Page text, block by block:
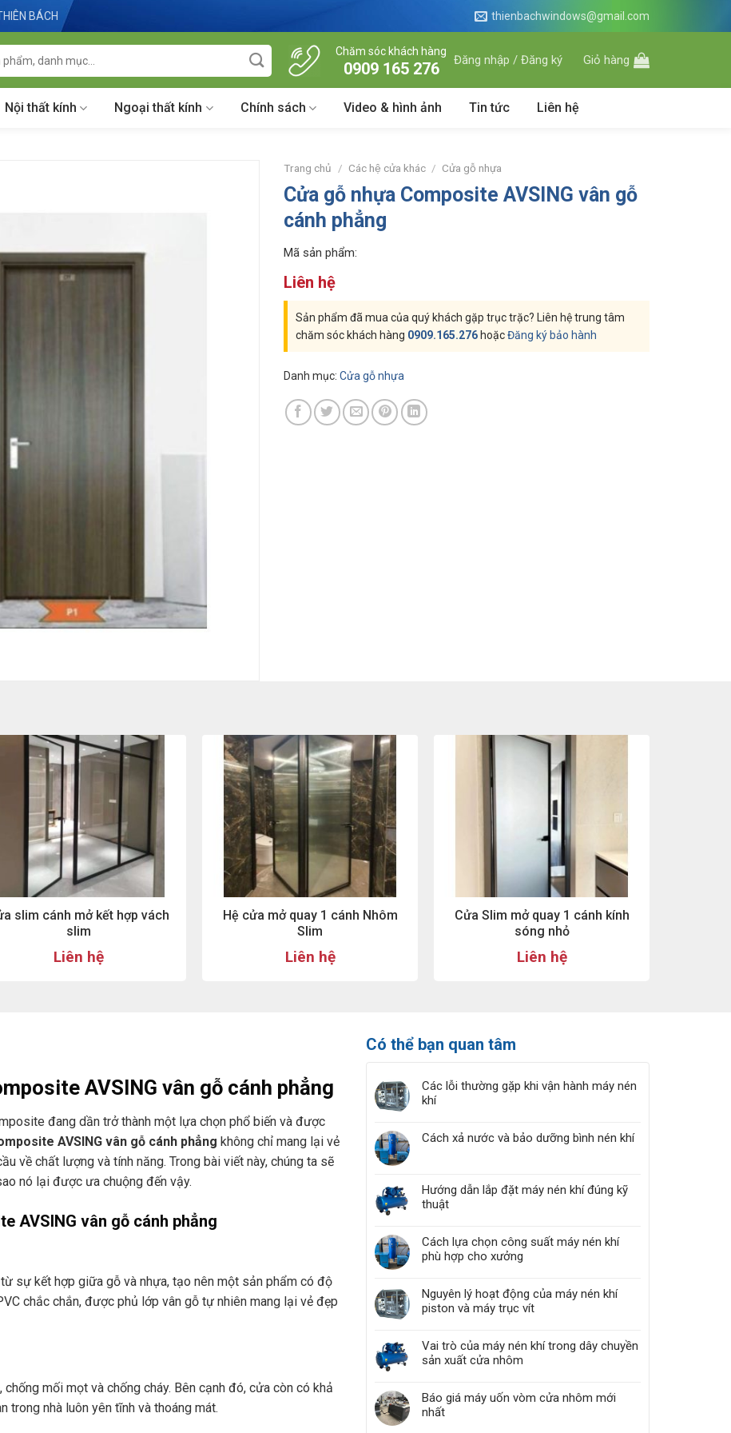
BÁCH thienbachwindows@gmail.com
Chăm sóc khách hàng
0909 165 276 Đăng nhập / Đăng ký Giỏ hàng
Nội thất kính Ngoại thất kính Chính sách Video & hình ảnh Tin tức Liên hệ
Trang chủ / Các hệ cửa khác / Cửa gỗ nhựa
Cửa gỗ nhựa Composite AVSING vân gỗ
cánh phẳng
Mã sản phẩm:
Liên hệ
Sản phẩm đã mua của quý khách gặp trục trặc? Liên hệ trung tâm
chăm sóc khách hàng 0909.165.276 hoặcĐăng ký bảo hành
Danh mục:Cửa gỗ nhựa
slim cánh mở kết hợp vách
slim
Liên hệ
Hệ cửa mở quay 1 cánh Nhôm
Slim
Liên hệ
Cửa Slim mở quay 1 cánh kính
sóng nhỏ
Liên hệ
AVSING vân gỗ cánh phẳng
đang dần trở thành một lựa chọn phổ biến và được
AVSING vân gỗ cánh phẳng không chỉ mang lại vẻ
về chất lượng và tính năng. Trong bài viết này, chúng ta sẽ
nó lại được ưa chuộng đến vậy.
AVSING vân gỗ cánh phẳng
sự kết hợp giữa gỗ và nhựa, tạo nên một sản phẩm có độ
chắc chắn, được phủ lớp vân gỗ tự nhiên mang lại vẻ đẹp
mối mọt và chống cháy. Bên cạnh đó, cửa còn có khả
trong nhà luôn yên tĩnh và thoáng mát.
Có thể bạn quan tâm
Các lỗi thường gặp khi vận hành máy nén
khí
Cách xả nước và bảo dưỡng bình nén khí
Hướng dẫn lắp đặt máy nén khí đúng kỹ
thuật
Cách lựa chọn công suất máy nén khí
phù hợp cho xưởng
Nguyên lý hoạt động của máy nén khí
piston và máy trục vít
Vai trò của máy nén khí trong dây chuyền
sản xuất cửa nhôm
Báo giá máy uốn vòm cửa nhôm mới
nhất